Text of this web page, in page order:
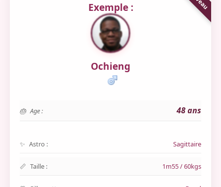
Exemple :
Ochieng
Age : 48 ans
Astro : Sagittaire
Taille : 1m55 / 60kgs